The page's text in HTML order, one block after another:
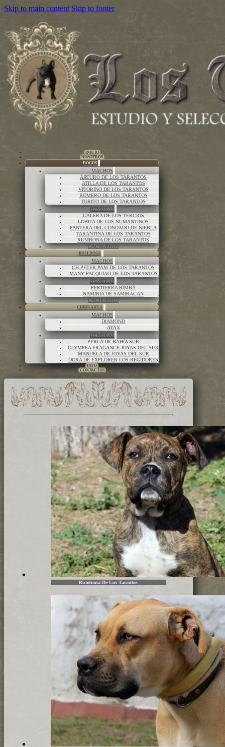
Skip to main content Skip to footer
INICIO
NOSOTROS
DOGOS
MACHOS
ARTURO DE LOS TARANTOS
ATILLA DE LOS TARANTOS
VITORINO DE LOS TARANTOS
ROMERO DE LOS TARANTOS
TORITO DE LOS TARANTOS
HEMBRAS
GALERA DE LOS TERCIOS
LOBITA DE LOS NUMANTINOS
PANTERA DEL CONDADO DE NIEBLA
TARANTINA DE LOS TARANTOS
RUMBONA DE LOS TARANTOS
CACHORROS
BULLDOGS
MACHOS
CH.PETER PAM DE LOS TARANTOS
MANY PACQUIAO DE LOS TARANTOS
HEMBRAS
PERTIERRA BIMBA
NAMIBIA DE SAMIRACAN
CACHORROS
CHIHUAHUA
MACHOS
DIAMOND
AYAX
HEMBRAS
PERLA DE BAHÍA SUR
OLYMPEA FRAGANCE JOYAS DEL SUR
MANUELA DE JOYAS DEL SUR
DORA DE EXPLORER LOS REGIDORES
INFO
CONTACTOS
Rumbona De Los Tarantos